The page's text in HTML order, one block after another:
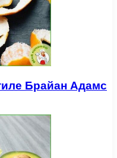
Брайан Адамс